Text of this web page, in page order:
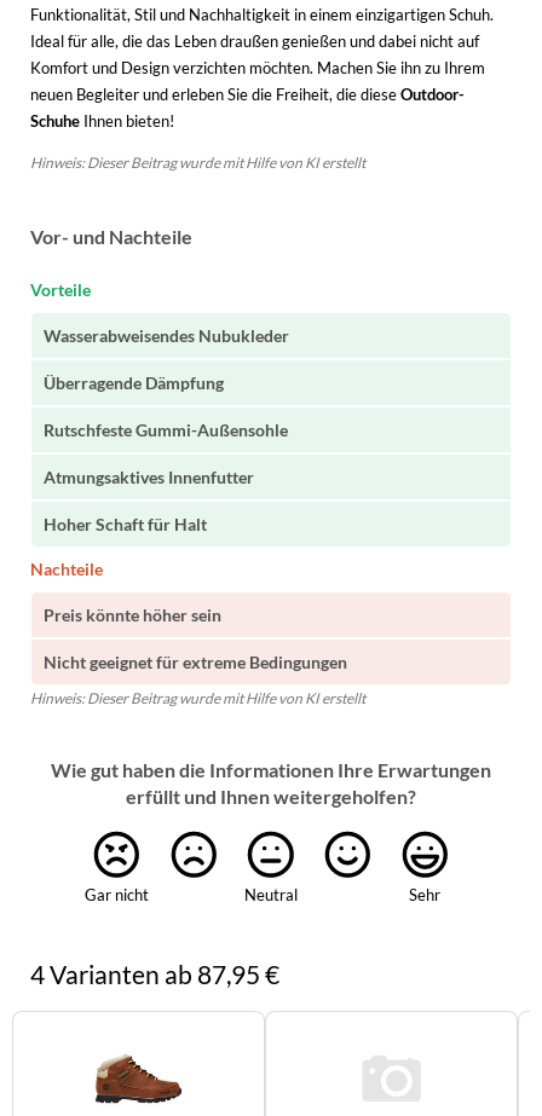
Funktionalität, Stil und Nachhaltigkeit in einem einzigartigen Schuh.
Ideal für alle, die das Leben draußen genießen und dabei nicht auf
Komfort und Design verzichten möchten. Machen Sie ihn zu Ihrem
neuen Begleiter und erleben Sie die Freiheit, die dieseOutdoor-
Schuhe Ihnen bieten!
Hinweis: Dieser Beitrag wurde mit Hilfe von KI erstellt
Vor- und Nachteile
Vorteile
Wasserabweisendes Nubukleder
Überragende Dämpfung
Rutschfeste Gummi-Außensohle
Atmungsaktives Innenfutter
Hoher Schaft für Halt
Nachteile
Preis könnte höher sein
Nicht geeignet für extreme Bedingungen
Hinweis: Dieser Beitrag wurde mit Hilfe von KI erstellt
Wie gut haben die Informationen Ihre Erwartungen
erfüllt und Ihnen weitergeholfen?
Gar nicht Neutral Sehr
4 Varianten ab 87,95 €